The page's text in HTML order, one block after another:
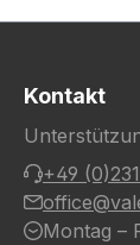
Kontakt
+49
Montag –